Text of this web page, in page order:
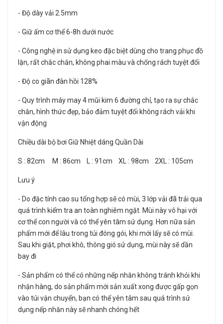
- Độ dày vải 2.5mm
- Giữ ấm cơ thể 6-8h dưới nước
- Công nghệ in sử dụng keo đặc biệt dùng cho trang phục đồ
lặn, rất chắc chắn, không phai màu và chống rách tuyệt đối
- Độ co giãn đàn hồi 128%
- Quy trình máy may 4 mũi kim 6 đường chỉ, tạo ra sự chắc
chắn, hình thức đẹp, bảo đảm tuyệt đối không rách vải khi
vận động
Chiều dài bộ bơi Giữ Nhiệt dáng Quần Dài
S : 82cm M : 86cm L : 91cm XL : 98cm 2XL : 105cm
Lưu ý
- Do đặc tính cao su tổng hợp sẽ có mùi, 3 lớp vải đã trải qua
quá trình kiểm tra an toàn nghiêm ngặt. Mùi này vô hại với
cơ thể con người và có thể yên tâm sử dụng. Hơn nữa sản
phẩm mới để lâu trong túi đóng gói, khi mới lấy sẽ có mùi.
Sau khi giặt, phơi khô, thông gió sử dụng, mùi này sẽ dần
bay đi
- Sản phẩm có thể có những nếp nhăn không tránh khỏi khi
nhận hàng, do sản phẩm mới sản xuất xong được gấp gọn
vào túi vận chuyển, bạn có thể yên tâm sau quá trình sử
dụng nếp nhăn này sẽ nhanh chóng hết